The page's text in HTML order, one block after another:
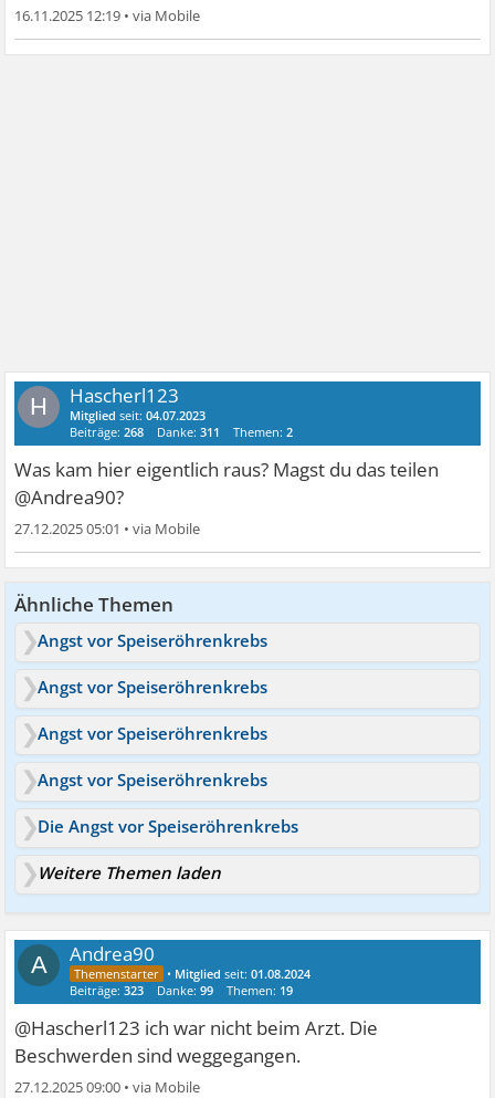
16.11.2025 12:19 •
H Hascherl123
Mitglied seit:04.07.2023
Beiträge:268 Danke:311 Themen:2
Was kam hier eigentlich raus? Magst du das teilen
@Andrea90?
27.12.2025 05:01 •
Ähnliche Themen
Angst vor Speiseröhrenkrebs
Angst vor Speiseröhrenkrebs
Angst vor Speiseröhrenkrebs
Angst vor Speiseröhrenkrebs
Die Angst vor Speiseröhrenkrebs
Weitere Themen laden
A Andrea90
• Mitglied seit:01.08.2024
Beiträge:323 Danke:99 Themen: 19
@Hascherl123 ich war nicht beim Arzt. Die
Beschwerden sind weggegangen.
27.12.2025 09:00 •